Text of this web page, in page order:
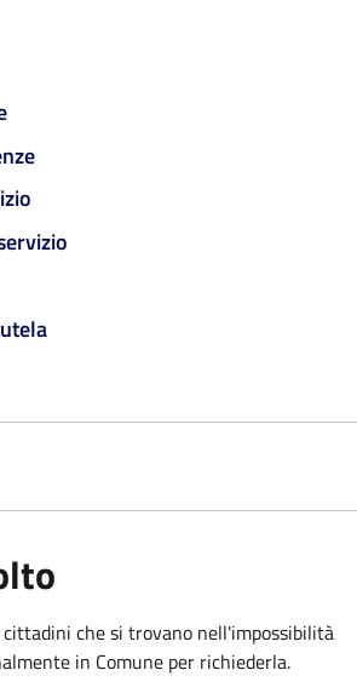
che si trovano nell'impossibilità
in Comune per richiederla.